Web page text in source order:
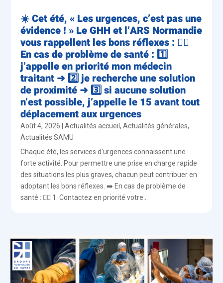
☀️ Cet été, « Les urgences, c’est pas une
évidence ! » Le GHH et l’ARS Normandie
vous rappellent les bons réflexes : 👨‍⚕️
En cas de problème de santé : 1️⃣
j’appelle en priorité mon médecin
traitant ➜ 2️⃣ je recherche une solution
de proximité ➜ 3️⃣ si aucune solution
n’est possible, j’appelle le 15 avant tout
déplacement aux urgences
Août 4, 2026 |Actualités accueil,Actualités générales,
Actualités SAMU
Chaque été, les services d'urgences connaissent une
forte activité. Pour permettre une prise en charge rapide
des situations les plus graves, chacun peut contribuer en
adoptant les bons réflexes. ➡️ En cas de problème de
santé : 👨‍⚕️ 1. Contactez en priorité votre...